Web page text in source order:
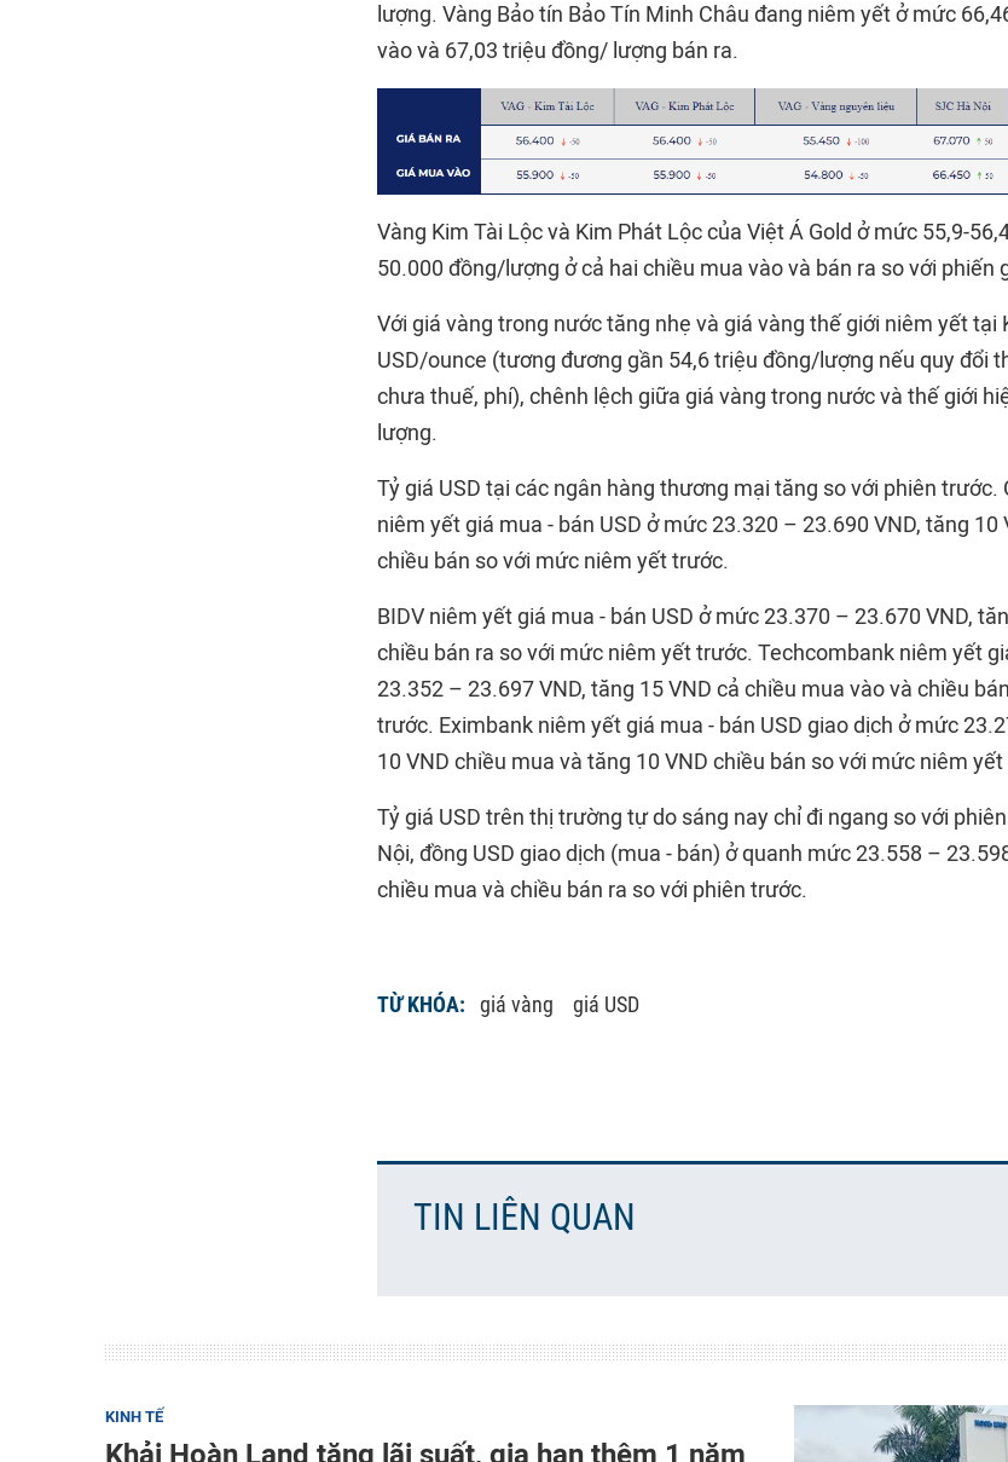
lượng. Vàng Bảo tín Bảo Tín Minh Châu đang niêm yết ở mức
vào và 67,03 triệu đồng/ lượng bán ra.
Vàng Kim Tài Lộc và Kim Phát Lộc của Việt Á Gold ở mức 55,9-
50.000 đồng/lượng ở cả hai chiều mua vào và bán ra so với phiến
Với giá vàng trong nước tăng nhẹ và giá vàng thế giới niêm yết tại
USD/ounce (tương đương gần 54,6 triệu đồng/lượng nếu quy đổi
chưa thuế, phí), chênh lệch giữa giá vàng trong nước và thế giới
lượng.
Tỷ giá USD tại các ngân hàng thương mại tăng so với phiên trước.
niêm yết giá mua - bán USD ở mức 23.320 – 23.690 VND, tăng 10
chiều bán so với mức niêm yết trước.
BIDV niêm yết giá mua - bán USD ở mức 23.370 – 23.670 VND,
chiều bán ra so với mức niêm yết trước. Techcombank niêm yết
23.352 – 23.697 VND, tăng 15 VND cả chiều mua vào và chiều
trước. Eximbank niêm yết giá mua - bán USD giao dịch ở mức
10 VND chiều mua và tăng 10 VND chiều bán so với mức niêm
Tỷ giá USD trên thị trường tự do sáng nay chỉ đi ngang so với
Nội, đồng USD giao dịch (mua - bán) ở quanh mức 23.558 –
chiều mua và chiều bán ra so với phiên trước.
TỪ KHÓA: giá vàng giá USD
TIN LIÊN QUAN
KINH TẾ
Khải Hoàn Land tăng lãi suất, gia hạn thêm 1 năm